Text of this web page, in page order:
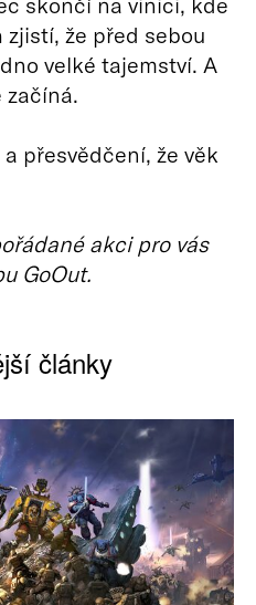
že před sebou
velké tajemství. A
začíná.
přesvědčení, že věk
akci pro vás
GoOut.
články